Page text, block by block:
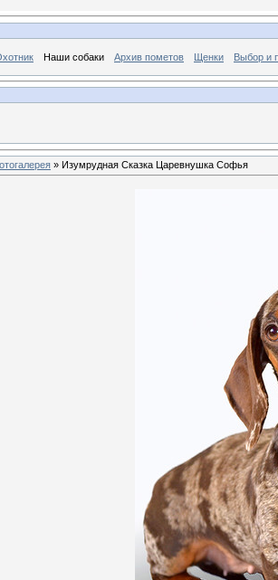
Наши собаки Архив пометов Щенки Выбор и
» Изумрудная Сказка Царевнушка Софья